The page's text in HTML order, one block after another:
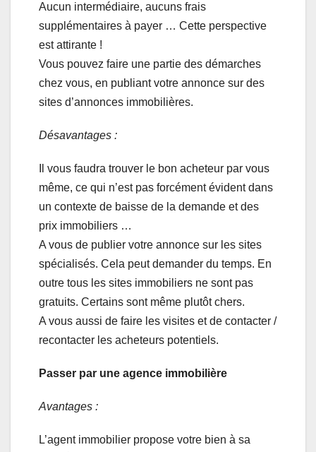
Aucun intermédiaire, aucuns frais
supplémentaires à payer … Cette perspective
est attirante !
Vous pouvez faire une partie des démarches
chez vous, en publiant votre annonce sur des
sites d’annonces immobilières.
Désavantages :
Il vous faudra trouver le bon acheteur par vous
même, ce qui n’est pas forcément évident dans
un contexte de baisse de la demande et des
prix immobiliers …
A vous de publier votre annonce sur les sites
spécialisés. Cela peut demander du temps. En
outre tous les sites immobiliers ne sont pas
gratuits. Certains sont même plutôt chers.
A vous aussi de faire les visites et de contacter /
recontacter les acheteurs potentiels.
Passer par une agence immobilière
Avantages :
L’agent immobilier propose votre bien à sa